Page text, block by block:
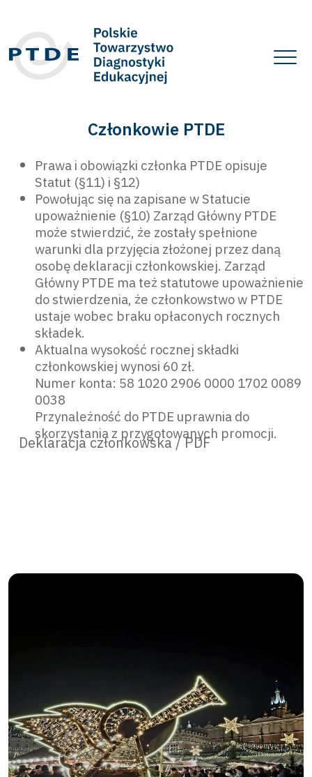
Członkowie PTDE
Prawa i obowiązki członka PTDE opisuje
Statut (§11) i §12)
Powołując się na zapisane w Statucie
upoważnienie (§10) Zarząd Główny PTDE
może stwierdzić, że zostały spełnione
warunki dla przyjęcia złożonej przez daną
osobę deklaracji członkowskiej. Zarząd
Główny PTDE ma też statutowe upoważnienie
do stwierdzenia, że członkowstwo w PTDE
ustaje wobec braku opłaconych rocznych
składek.
Aktualna wysokość rocznej składki
członkowskiej wynosi 60 zł.
Numer konta: 58 1020 2906 0000 1702 0089
0038
Przynależność do PTDE uprawnia do
skorzystania z przygotowanych promocji.
Deklaracja członkowska / PDF